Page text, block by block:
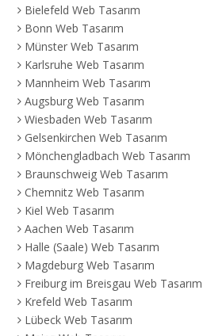
Bielefeld Web Tasarım
Bonn Web Tasarım
Münster Web Tasarım
Karlsruhe Web Tasarım
Mannheim Web Tasarım
Augsburg Web Tasarım
Wiesbaden Web Tasarım
Gelsenkirchen Web Tasarım
Mönchengladbach Web Tasarım
Braunschweig Web Tasarım
Chemnitz Web Tasarım
Kiel Web Tasarım
Aachen Web Tasarım
Halle (Saale) Web Tasarım
Magdeburg Web Tasarım
Freiburg im Breisgau Web Tasarım
Krefeld Web Tasarım
Lübeck Web Tasarım